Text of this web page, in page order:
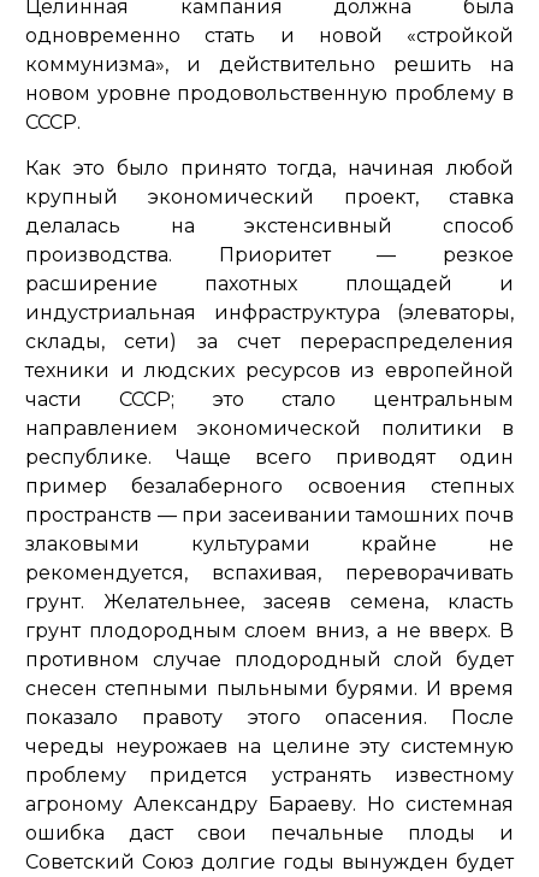
Целинная кампания должна была
одновременно стать и новой «стройкой
коммунизма», и действительно решить на
новом уровне продовольственную проблему в
СССР.
Как это было принято тогда, начиная любой
крупный экономический проект, ставка
делалась на экстенсивный способ
производства. Приоритет — резкое
расширение пахотных площадей и
индустриальная инфраструктура (элеваторы,
склады, сети) за счет перераспределения
техники и людских ресурсов из европейной
части СССР; это стало центральным
направлением экономической политики в
республике. Чаще всего приводят один
пример безалаберного освоения степных
пространств — при засеивании тамошних почв
злаковыми культурами крайне не
рекомендуется, вспахивая, переворачивать
грунт. Желательнее, засеяв семена, класть
грунт плодородным слоем вниз, а не вверх. В
противном случае плодородный слой будет
снесен степными пыльными бурями. И время
показало правоту этого опасения. После
череды неурожаев на целине эту системную
проблему придется устранять известному
агроному Александру Бараеву. Но системная
ошибка даст свои печальные плоды и
Советский Союз долгие годы вынужден будет